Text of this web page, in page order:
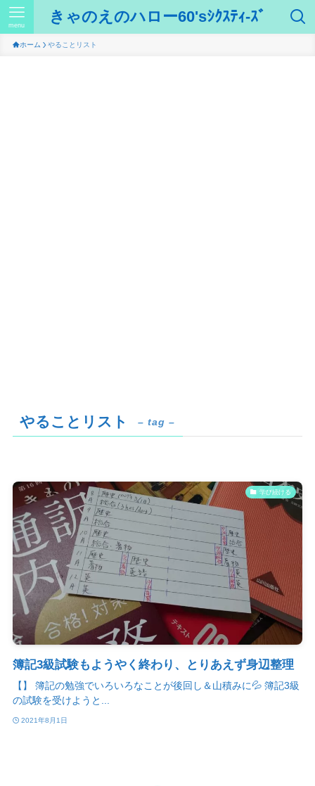
きゃのえのハロー60'sｼｸｽﾃｨ-ｽﾞ
menu
ホーム やることリスト
やることリスト – tag –
学び続ける
簿記3級試験もようやく終わり、とりあえず身辺整理
【】 簿記の勉強でいろいろなことが後回し＆山積みに💦 簿記3級
の試験を受けようと...
2021年8月1日